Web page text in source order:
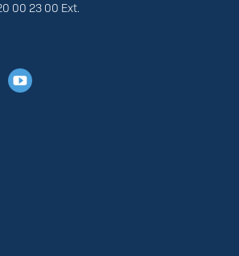
00 23 00 Ext.